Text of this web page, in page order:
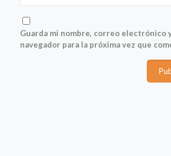
Guarda mi nombre, correo electrónico
navegador para la próxima vez que